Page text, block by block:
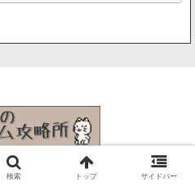
のゲーム攻略所.
検索 トップ サイドバー